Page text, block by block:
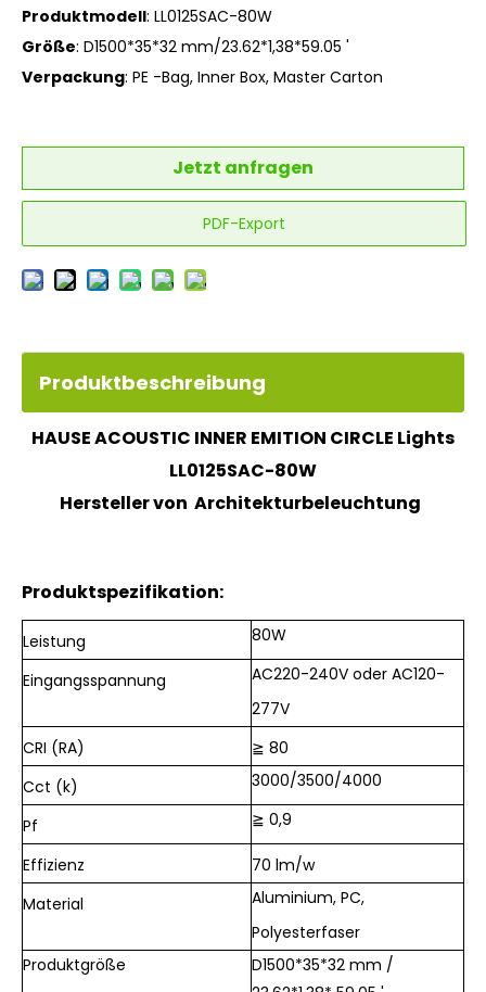
Produktmodell: LL0125SAC-80W
Größe: D1500*35*32 mm/23.62*1,38*59.05 '
Verpackung: PE -Bag, Inner Box, Master Carton
Jetzt anfragen
PDF-Export
Produktbeschreibung
HAUSE ACOUSTIC INNER EMITION CIRCLE Lights
LL0125SAC-80W
Hersteller von Architekturbeleuchtung
Produktspezifikation:
Leistung 80W
Eingangsspannung
AC220-240V oder AC120-
277V
CRI (RA)
≧ 80
Cct (k)
3000/3500/4000
Pf ≧ 0,9
Effizienz
70 lm/w
Material
Aluminium, PC,
Polyesterfaser
Produktgröße
D1500*35*32 mm /